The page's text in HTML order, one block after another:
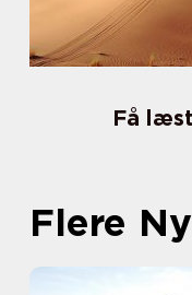
Få
Flere